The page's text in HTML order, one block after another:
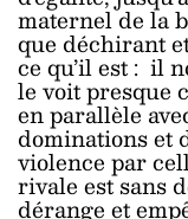
maternel de la
que déchirant
ce qu’il est : il
le voit presque
en parallèle
dominations et
violence par
rivale est sans
dérange et